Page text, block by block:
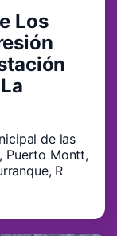
Los
de las
Puerto Montt,
R